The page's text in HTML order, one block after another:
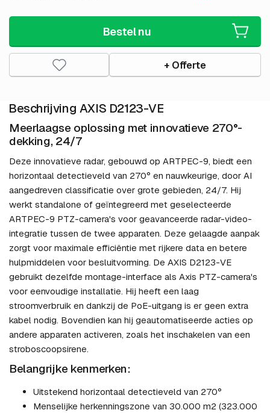
Bestel nu
+ Offerte
Beschrijving AXIS D2123-VE
Meerlaagse oplossing met innovatieve 270°-
dekking, 24/7
Deze innovatieve radar, gebouwd op ARTPEC-9, biedt een
horizontaal detectieveld van 270° en nauwkeurige, door AI
aangedreven classificatie over grote gebieden, 24/7. Hij
werkt standalone of geïntegreerd met geselecteerde
ARTPEC-9 PTZ-camera's voor geavanceerde radar-video-
integratie tussen de twee apparaten. Deze gelaagde aanpak
zorgt voor maximale efficiëntie met rijkere data en betere
hulpmiddelen voor besluitvorming. De AXIS D2123-VE
gebruikt dezelfde montage-interface als Axis PTZ-camera's
voor eenvoudige installatie. Hij heeft een laag
stroomverbruik en dankzij de PoE-uitgang is er geen extra
kabel nodig. Bovendien kan hij geautomatiseerde acties op
andere apparaten activeren, zoals het inschakelen van een
stroboscoopsirene.
Belangrijke kenmerken:
Uitstekend horizontaal detectieveld van 270°
Menselijke herkenningszone van 30.000 m2 (323.000